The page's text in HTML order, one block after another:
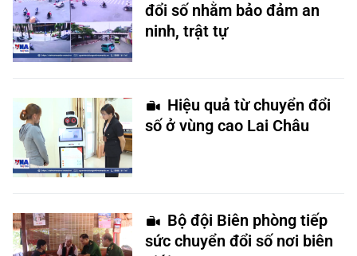
đổi số nhằm bảo đảm an
ninh, trật tự
Hiệu quả từ chuyển đổi
số ở vùng cao Lai Châu
Bộ đội Biên phòng tiếp
sức chuyển đổi số nơi biên